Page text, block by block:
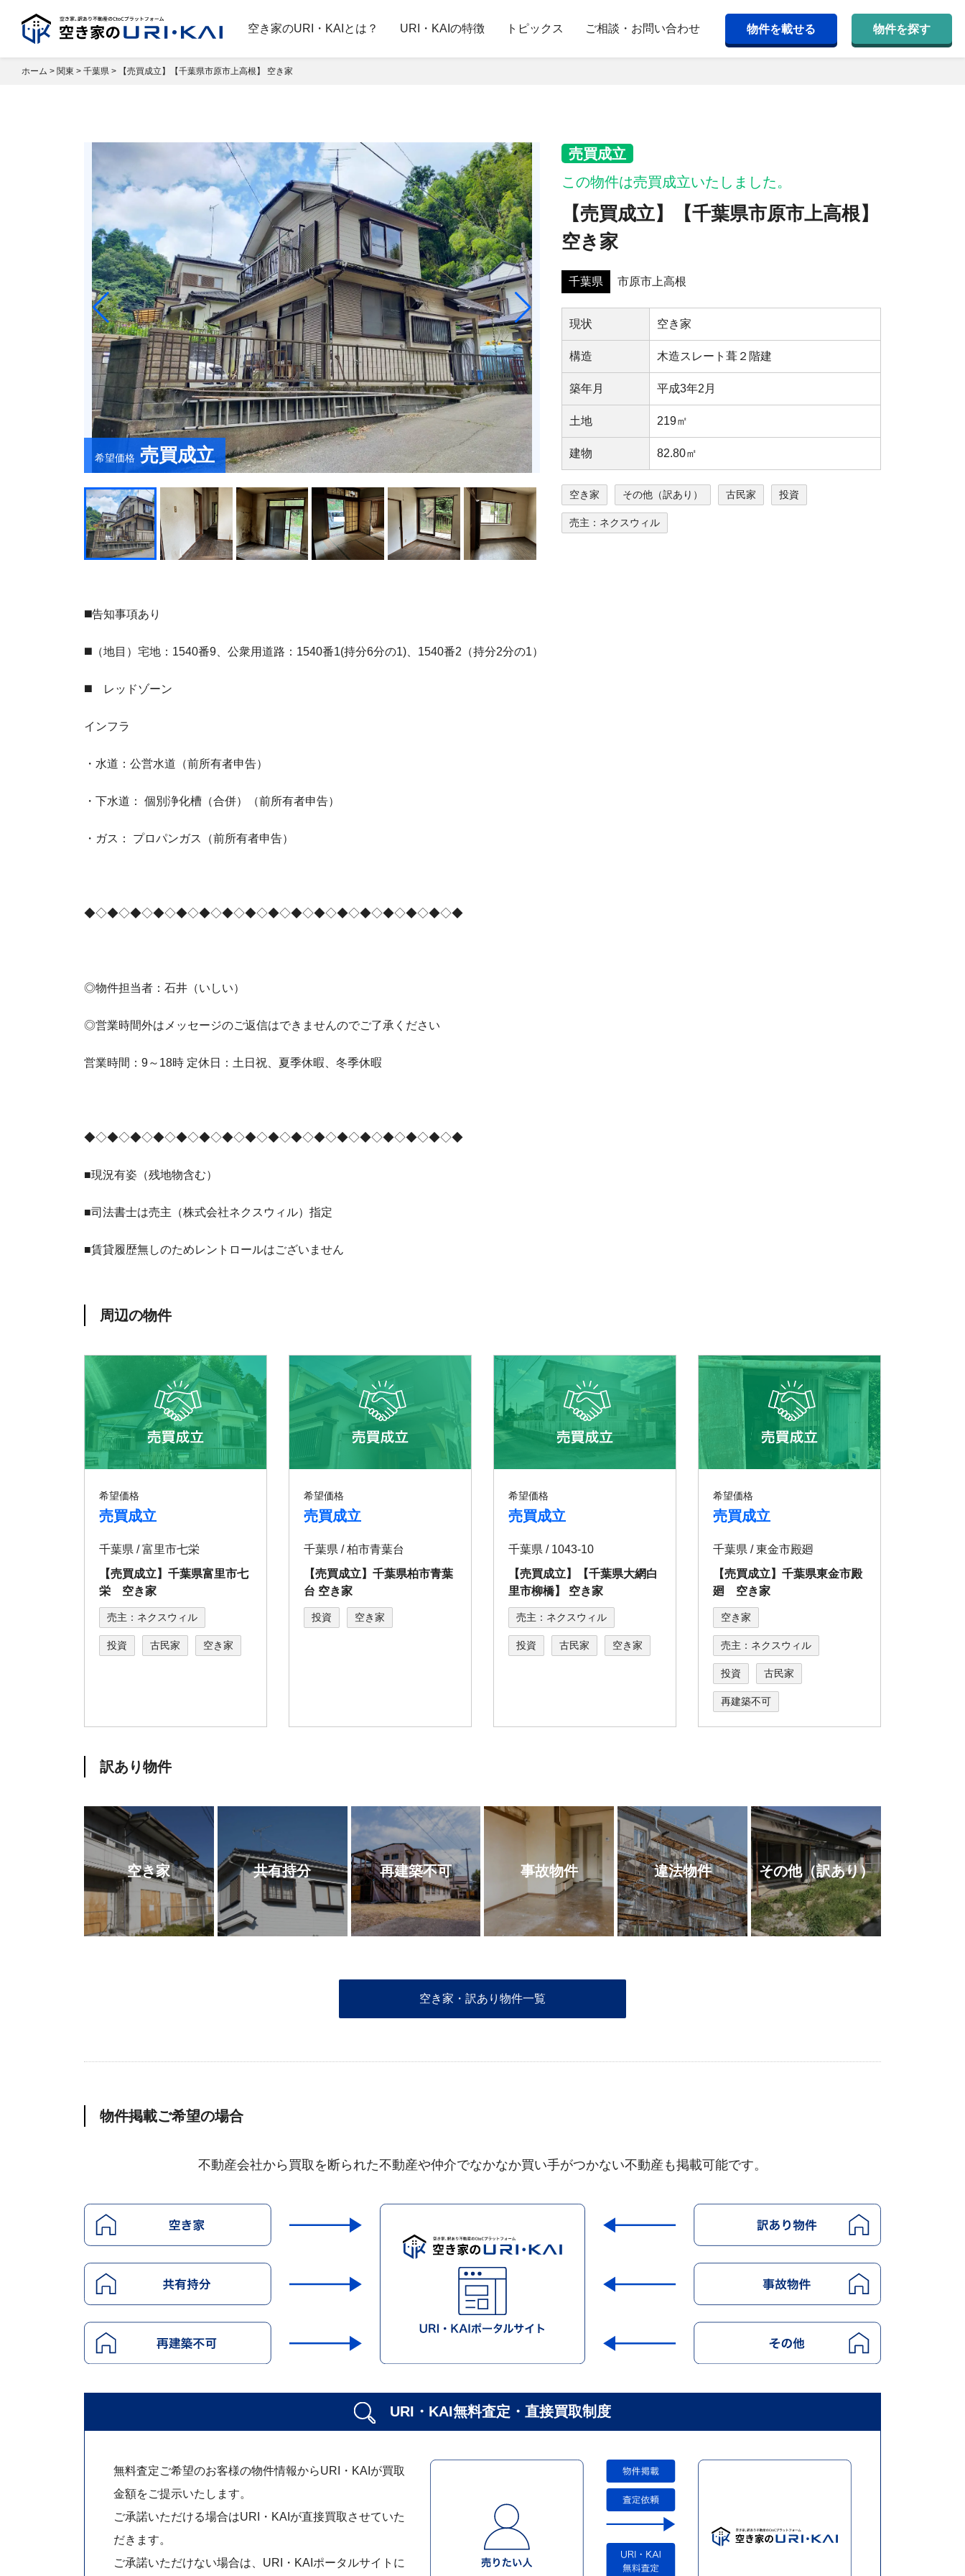
空き家のURI・KAIとは？ URI・KAIの特徴 トピックス ご相談・お問い合わせ 物件を載せる 物件を探す
ホーム > 関東 > 千葉県 > 【売買成立】【千葉県市原市上⾼根】 空き家
希望価格 売買成立
売買成立
この物件は売買成立いたしました。
【売買成立】【千葉県市原市上⾼根】
空き家
千葉県 市原市上⾼根
現状 空き家
構造 木造スレート葺２階建
築年⽉ 平成3年2月
⼟地 219㎡
建物 82.80㎡
空き家 その他（訳あり） 古民家 投資
売主：ネクスウィル
◼️告知事項あり
◼️（地目）宅地：1540番9、公衆⽤道路：1540番1(持分6分の1)、1540番2（持分2分の1）
◼️ レッドゾーン
インフラ
・水道：公営水道（前所有者申告）
・下水道： 個別浄化槽（合併）（前所有者申告）
・ガス： プロパンガス（前所有者申告）
◆◇◆◇◆◇◆◇◆◇◆◇◆◇◆◇◆◇◆◇◆◇◆◇◆◇◆◇◆◇◆◇◆
◎物件担当者：石井（いしい）
◎営業時間外はメッセージのご返信はできませんのでご了承ください
営業時間：9～18時 定休日：土日祝、夏季休暇、冬季休暇
◆◇◆◇◆◇◆◇◆◇◆◇◆◇◆◇◆◇◆◇◆◇◆◇◆◇◆◇◆◇◆◇◆
■現況有姿（残地物含む）
■司法書士は売主（株式会社ネクスウィル）指定
■賃貸履歴無しのためレントロールはございません
周辺の物件
希望価格
売買成立
千葉県 / 富里市七栄
【売買成立】千葉県富里市七
栄 空き家
売主：ネクスウィル
投資 古民家 空き家
希望価格
売買成立
千葉県 / 柏市⻘葉台
【売買成立】千葉県柏市⻘葉
台 空き家
投資 空き家
希望価格
売買成立
千葉県 / 1043-10
【売買成立】【千葉県大網白
里市柳橋】 空き家
売主：ネクスウィル
投資 古民家 空き家
希望価格
売買成立
千葉県 / 東金市殿廻
【売買成立】千葉県東金市殿
廻 空き家
空き家
売主：ネクスウィル
投資 古民家
再建築不可
訳あり物件
空き家 共有持分 再建築不可 事故物件 違法物件 その他（訳あり）
空き家・訳あり物件一覧
物件掲載ご希望の場合
不動産会社から買取を断られた不動産や仲介でなかなか買い手がつかない不動産も掲載可能です。
URI・KAI無料査定・ 直接買取制度
無料査定ご希望のお客様の物件情報からURI・KAIが買取
金額をご提示いたします。
ご承諾いただける場合はURI・KAIが直接買取させていた
だきます。
ご承諾いただけない場合は、URI・KAIポータルサイトに